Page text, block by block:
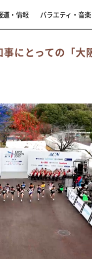
道・情報 バラエティ・音楽
にとっての「大